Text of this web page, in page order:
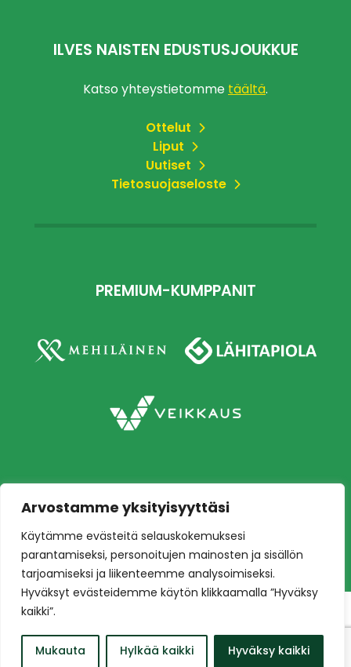
Arvostamme yksityisyyttäsi
Käytämme evästeitä selauskokemuksesi
parantamiseksi, personoitujen mainosten ja sisällön
tarjoamiseksi ja liikenteemme analysoimiseksi.
Hyväksyt evästeidemme käytön klikkaamalla ”Hyväksy
kaikki”.
Mukauta Hylkää kaikki Hyväksy kaikki
ILVES NAISTEN EDUSTUSJOUKKUE
Katso yhteystietomme täältä.
Ottelut
Liput
Uutiset
Tietosuojaseloste
PREMIUM-KUMPPANIT
edustusjoukkue
Toteutus:Mainostoimisto Värikäs